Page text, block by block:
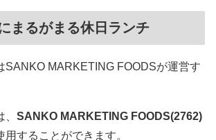
まるがまる休日ランチ
SANKO MARKETING FOODSが運営す
SANKO MARKETING FOODS(2762)
することができます。